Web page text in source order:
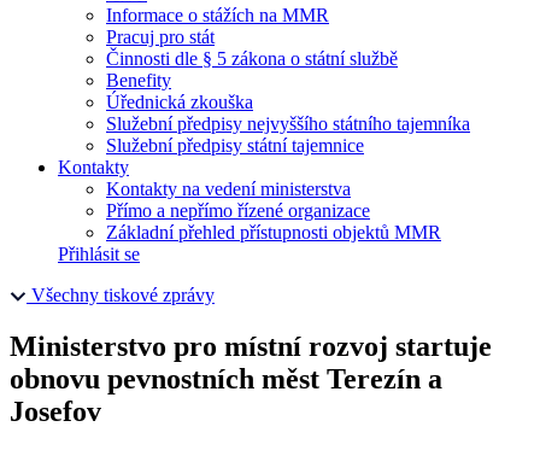
Informace o stážích na MMR
Pracuj pro stát
Činnosti dle § 5 zákona o státní službě
Benefity
Úřednická zkouška
Služební předpisy nejvyššího státního tajemníka
Služební předpisy státní tajemnice
Kontakty
Kontakty na vedení ministerstva
Přímo a nepřímo řízené organizace
Základní přehled přístupnosti objektů MMR
Přihlásit se
Všechny tiskové zprávy
Ministerstvo pro místní rozvoj startuje
obnovu pevnostních měst Terezín a
Josefov